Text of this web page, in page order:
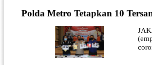
Polda Metro Tetapkan 10